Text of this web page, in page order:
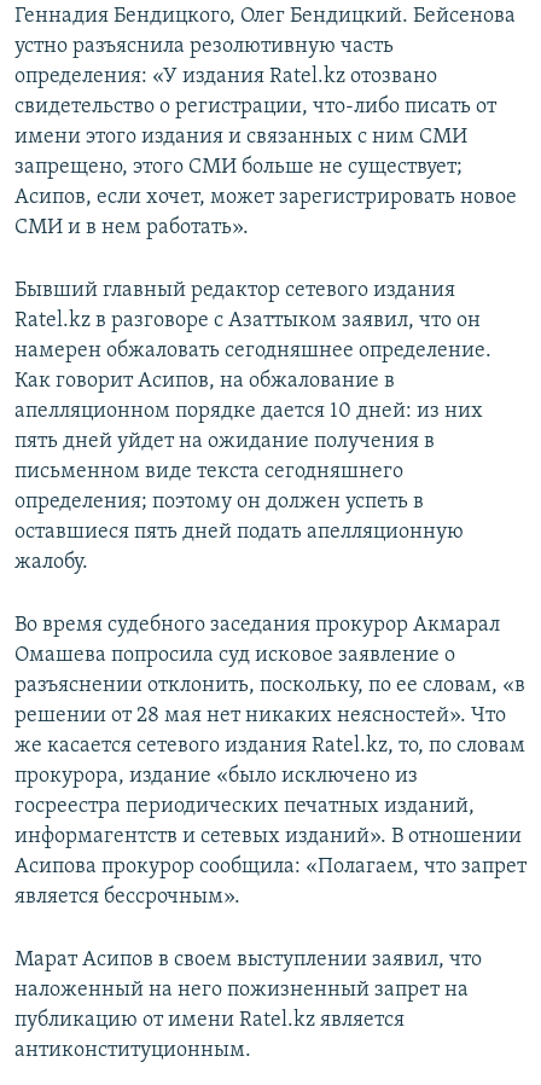
Геннадия Бендицкого, Олег Бендицкий. Бейсенова
устно разъяснила резолютивную часть
определения: «У издания Ratel.kz отозвано
свидетельство о регистрации, что-либо писать от
имени этого издания и связанных с ним СМИ
запрещено, этого СМИ больше не существует;
Асипов, если хочет, может зарегистрировать новое
СМИ и в нем работать».
Бывший главный редактор сетевого издания
Ratel.kz в разговоре с Азаттыком заявил, что он
намерен обжаловать сегодняшнее определение.
Как говорит Асипов, на обжалование в
апелляционном порядке дается 10 дней: из них
пять дней уйдет на ожидание получения в
письменном виде текста сегодняшнего
определения; поэтому он должен успеть в
оставшиеся пять дней подать апелляционную
жалобу.
Во время судебного заседания прокурор Акмарал
Омашева попросила суд исковое заявление о
разъяснении отклонить, поскольку, по ее словам, «в
решении от 28 мая нет никаких неясностей». Что
же касается сетевого издания Ratel.kz, то, по словам
прокурора, издание «было исключено из
госреестра периодических печатных изданий,
информагентств и сетевых изданий». В отношении
Асипова прокурор сообщила: «Полагаем, что запрет
является бессрочным».
Марат Асипов в своем выступлении заявил, что
наложенный на него пожизненный запрет на
публикацию от имени Ratel.kz является
антиконституционным.